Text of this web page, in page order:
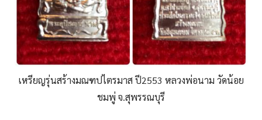
เหรียญรุ่นสร้างมณฑปไตรมาส ปี2553 หลวงพ่อนาม วัดน้อย
ชมพู่ จ.สุพรรณบุรี